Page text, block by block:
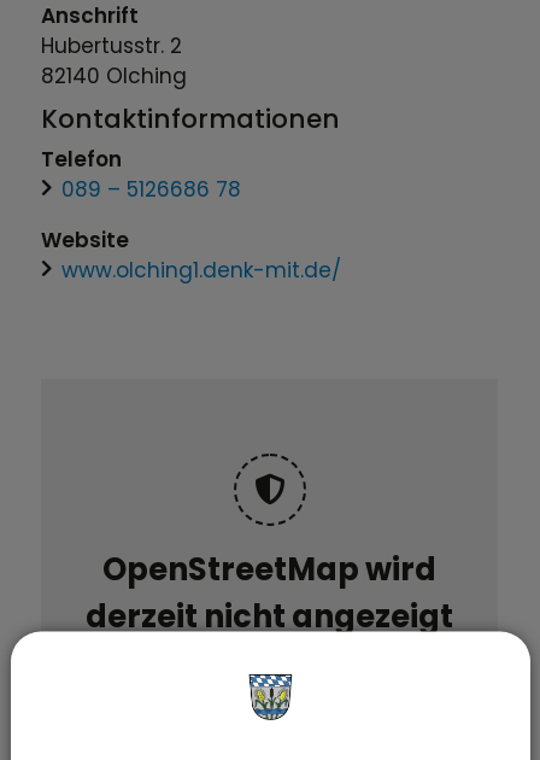
Anschrift
Hubertusstr. 2
82140 Olching
Kontaktinformationen
Telefon
089 – 5126686 78
Website
www.olching1.denk-mit.de/
OpenStreetMap wird
derzeit nicht angezeigt
Bitte aktivieren Sie "OpenStreetMap"
in Ihren Cookie Einstellungen.